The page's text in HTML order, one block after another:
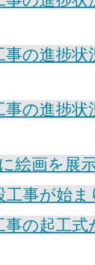
事の進捗
事の進捗
絵画を展
工事が始
事の起工